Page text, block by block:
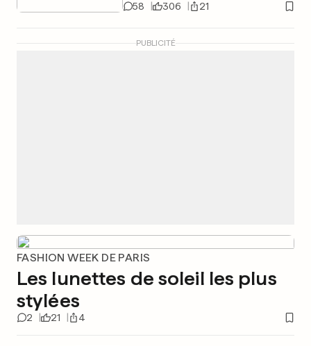
58 306 21
PUBLICITÉ
FASHION WEEK DE PARIS
Les lunettes de soleil les plus
stylées
2 21 4